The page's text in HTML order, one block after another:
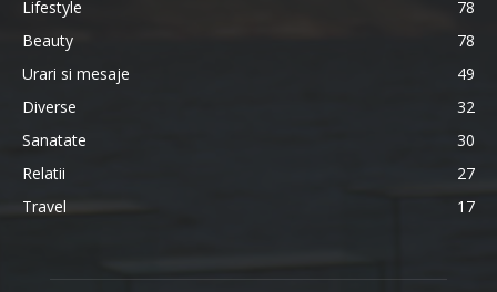
Lifestyle
78
Beauty
78
Urari si mesaje
49
Diverse
32
Sanatate
30
Relatii
27
Travel
17